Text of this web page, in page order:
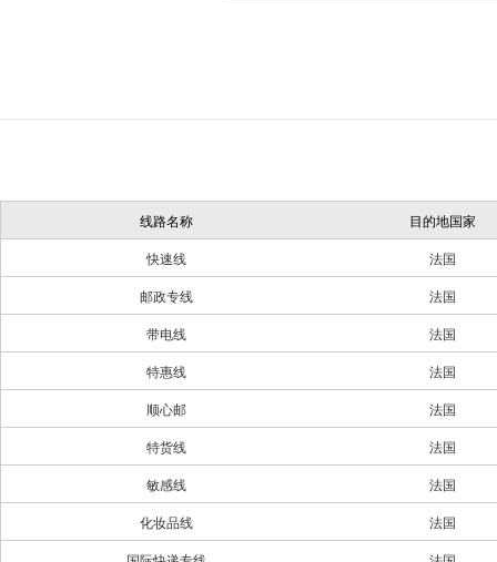
线路名称
目的地国家
快速线
法国
邮政专线
法国
带电线
法国
特惠线
法国
顺心邮
法国
特货线
法国
敏感线
法国
化妆品线
法国